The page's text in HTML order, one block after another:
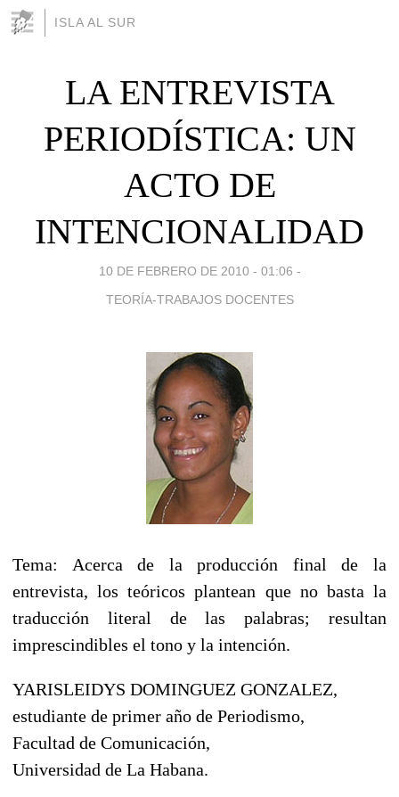
ISLA AL SUR
LA ENTREVISTA
PERIODÍSTICA: UN
ACTO DE
INTENCIONALIDAD
10 DE FEBRERO DE 2010 - 01:06 -
TEORÍA-TRABAJOS DOCENTES
Tema: Acerca de la producción final de la
entrevista, los teóricos plantean que no basta la
traducción literal de las palabras; resultan
imprescindibles el tono y la intención.
YARISLEIDYS DOMINGUEZ GONZALEZ,
estudiante de primer año de Periodismo,
Facultad de Comunicación,
Universidad de La Habana.